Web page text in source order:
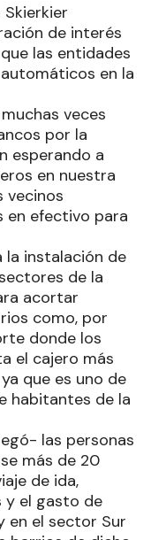
Skierkier
de interés
las entidades
en la
veces
por la
esperando a
en nuestra
vecinos
en efectivo para
instalación de
de la
acortar
como, por
donde los
el cajero más
que es uno de
habitantes de la
las personas
más de 20
de ida,
y el gasto de
en el sector Sur